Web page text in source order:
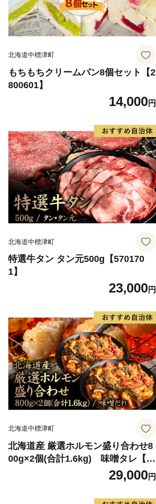
北海道中標津町
もちもちクリームパン8個セット【2
800601】
14,000円
北海道中標津町
特選牛タン タン元500g【570170
1】
23,000円
北海道中標津町
北海道産 厳選ホルモン盛り合わせ8
00g×2個(合計1.6kg) 味噌タレ【5
29,000円